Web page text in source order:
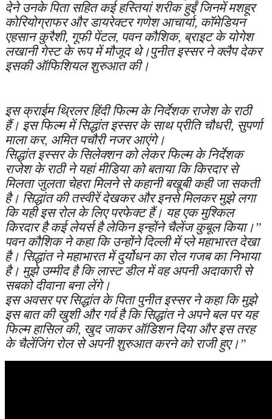
देने उनके पिता सहित कई हस्तियां शरीक हुईं जिनमें मशहूर
कोरियोग्राफर और डायरेक्टर गणेश आचार्या, कॉमेडियन
एहसान कुरैशी, गूफी पेंटल, पवन कौशिक, ब्राइट के योगेश
लखानी गेस्ट के रूप में मौजूद थे।पुनीत इस्सर ने क्लैप देकर
इसकी ऑफिशियल शुरुआत की।
इस क्राईम थ्रिलर हिंदी फिल्म के निर्देशक राजेश के राठी
हैं। इस फिल्म में सिद्धांत इस्सर के साथ प्रीति चौधरी, सुपर्णा
माला कर, अमित पचौरी नजर आएंगे।
सिद्धांत इस्सर के सिलेक्शन को लेकर फिल्म के निर्देशक
राजेश के राठी ने यहां मीडिया को बताया कि किरदार से
मिलता जुलता चेहरा मिलने से कहानी बखूबी कही जा सकती
है। सिद्धांत की तस्वीरें देखकर और इनसे मिलकर मुझे लगा
कि यही इस रोल के लिए परफेक्ट हैं। यह एक मुश्किल
किरदार है कई लेयर्स है लेकिन इन्होंने चैलेंज कुबूल किया।”
पवन कौशिक ने कहा कि उन्होंने दिल्ली में प्ले महाभारत देखा
है। सिद्धांत ने महाभारत में दुर्योधन का रोल गजब का निभाया
है। मुझे उम्मीद है कि लास्ट डील में वह अपनी अदाकारी से
सबको दीवाना बना लेंगे।
इस अवसर पर सिद्धांत के पिता पुनीत इस्सर ने कहा कि मुझे
इस बात की खुशी और गर्व है कि सिद्धांत ने अपने बल पर यह
फिल्म हासिल की, खुद जाकर ऑडिशन दिया और इस तरह
के चैलेंजिंग रोल से अपनी शुरुआत करने को राजी हुए।”